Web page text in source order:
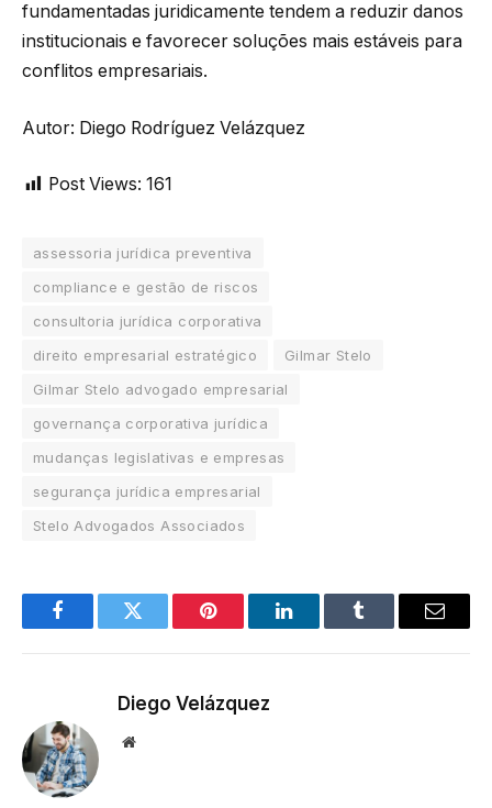
fundamentadas juridicamente tendem a reduzir danos
institucionais e favorecer soluções mais estáveis para
conflitos empresariais.
Autor: Diego Rodríguez Velázquez
Post Views: 161
assessoria jurídica preventiva
compliance e gestão de riscos
consultoria jurídica corporativa
direito empresarial estratégico
Gilmar Stelo
Gilmar Stelo advogado empresarial
governança corporativa jurídica
mudanças legislativas e empresas
segurança jurídica empresarial
Stelo Advogados Associados
FacebookTwitter Pinterest LinkedInTumblr Email
Diego Velázquez
Website